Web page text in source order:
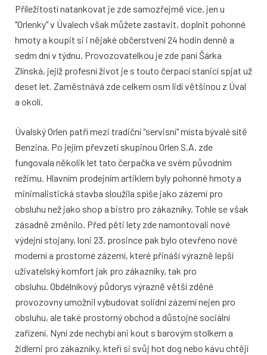
Příležitostí natankovat je zde samozřejmě více, jen u
"Orlenky" v Úvalech však můžete zastavit, doplnit pohonné
hmoty a koupit si i nějaké občerstvení 24 hodin denně a
sedm dní v týdnu. Provozovatelkou je zde paní Šárka
Zlínská, jejíž profesní život je s touto čerpací stanicí spjat už
deset let. Zaměstnává zde celkem osm lidí většinou z Úval
a okolí.
Úvalský Orlen patří mezi tradiční "servisní" místa bývalé sítě
Benzina. Po jejím převzetí skupinou Orlen S.A. zde
fungovala několik let tato čerpačka ve svém původním
režimu. Hlavním prodejním artiklem byly pohonné hmoty a
minimalistická stavba sloužila spíše jako zázemí pro
obsluhu než jako shop a bistro pro zákazníky. Tohle se však
zásadně změnilo. Před pěti lety zde namontovali nové
výdejní stojany, loni 23. prosince pak bylo otevřeno nové
moderní a prostorné zázemí, které přináší výrazně lepší
uživatelský komfort jak pro zákazníky, tak pro
obsluhu. Obdélníkový půdorys výrazně větší zděné
provozovny umožnil vybudovat solidní zázemí nejen pro
obsluhu, ale také prostorný obchod a důstojné sociální
zařízení. Nyní zde nechybí ani kout s barovým stolkem a
židlemi pro zákazníky, kteří si svůj hot dog nebo kávu chtějí